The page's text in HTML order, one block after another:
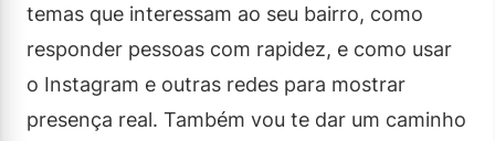
temas que interessam ao seu bairro, como
responder pessoas com rapidez, e como usar
o Instagram e outras redes para mostrar
presença real. Também vou te dar um caminho